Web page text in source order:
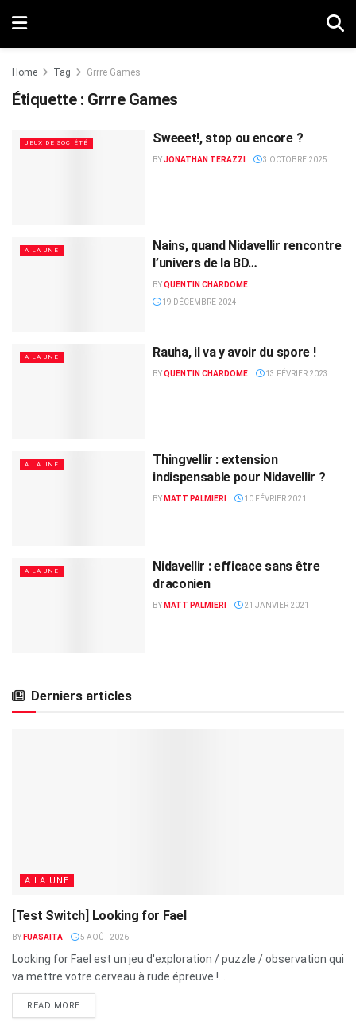
Home Tag Grrre Games
Étiquette : Grrre Games
JEUX DE SOCIÉTÉ Sweeet!, stop ou encore ?
BYJONATHAN TERAZZI 3 OCTOBRE 2025
A LA UNE
Nains, quand Nidavellir rencontre
l’univers de la BD…
BYQUENTIN CHARDOME
19 DÉCEMBRE 2024
A LA UNE Rauha, il va y avoir du spore !
BYQUENTIN CHARDOME 13 FÉVRIER 2023
A LA UNE
Thingvellir : extension
indispensable pour Nidavellir ?
BY MATT PALMIERI 10 FÉVRIER 2021
A LA UNE
Nidavellir : efficace sans être
draconien
BY MATT PALMIERI 21 JANVIER 2021
Derniers articles
A LA UNE
[Test Switch] Looking for Fael
BY FUASAITA 5 AOÛT 2026
Looking for Fael est un jeu d'exploration / puzzle / observation qui
va mettre votre cerveau à rude épreuve !...
READ MORE